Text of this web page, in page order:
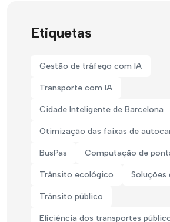
Etiquetas
Gestão de tráfego com IA
Transporte com IA
Cidade Inteligente de Barcelona
Otimização das faixas de
BusPas Computação de
Trânsito ecológico Soluções
Trânsito público
Eficiência dos transportes